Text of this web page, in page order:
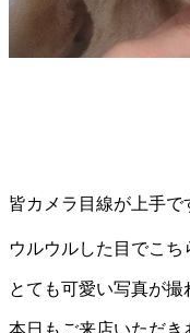
皆カメラ目線が上手で
ウルウルした目でこち
とても可愛い写真が撮
本日もご来店いただき